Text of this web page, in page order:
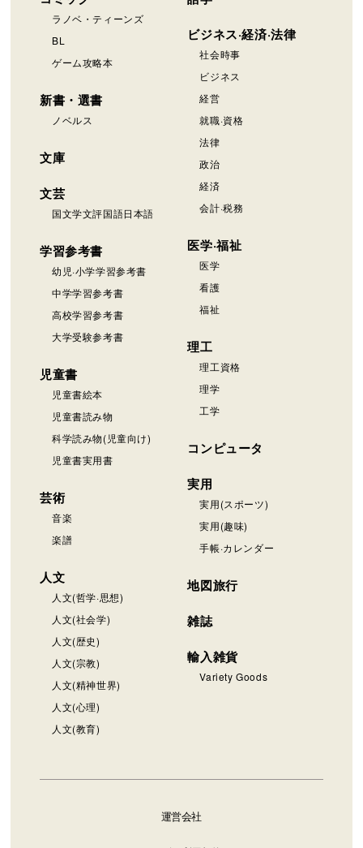
ラノベ・ティーンズ
BL
ゲーム攻略本
新書・選書
ノベルス
文庫
文芸
国文学文評国語日本語
学習参考書
幼児·小学学習参考書
中学学習参考書
高校学習参考書
大学受験参考書
児童書
児童書絵本
児童書読み物
科学読み物(児童向け)
児童書実用書
芸術
音楽
楽譜
人文
人文(哲学·思想)
人文(社会学)
人文(歴史)
人文(宗教)
人文(精神世界)
人文(心理)
人文(教育)
ビジネス·経済·法律
社会時事
ビジネス
経営
就職·資格
法律
政治
経済
会計·税務
医学·福祉
医学
看護
福祉
理工
理工資格
理学
工学
コンピュータ
実用
実用(スポーツ)
実用(趣味)
手帳·カレンダー
地図旅行
雑誌
輸入雑貨
Variety Goods
運営会社